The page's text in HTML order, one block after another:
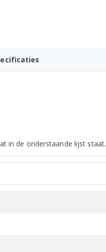
in de onderstaande lijst staat.